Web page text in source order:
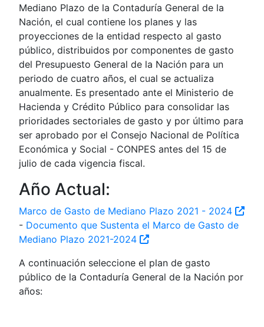
Mediano Plazo de la Contaduría General de la
Nación, el cual contiene los planes y las
proyecciones de la entidad respecto al gasto
público, distribuidos por componentes de gasto
del Presupuesto General de la Nación para un
periodo de cuatro años, el cual se actualiza
anualmente. Es presentado ante el Ministerio de
Hacienda y Crédito Público para consolidar las
prioridades sectoriales de gasto y por último para
ser aprobado por el Consejo Nacional de Política
Económica y Social - CONPES antes del 15 de
julio de cada vigencia fiscal.
Año Actual:
Marco de Gasto de Mediano Plazo 2021 - 2024
- Documento que Sustenta el Marco de Gasto de
Mediano Plazo 2021-2024
A continuación seleccione el plan de gasto
público de la Contaduría General de la Nación por
años: